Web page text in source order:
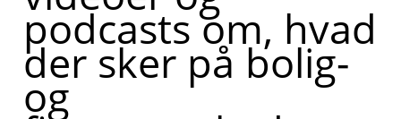
podcasts om, hvad
der sker på bolig-
og